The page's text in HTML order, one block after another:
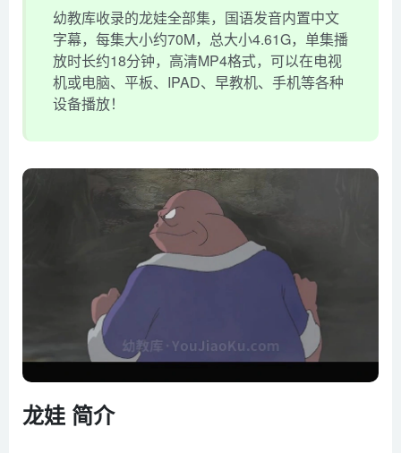
幼教库收录的龙娃全部集，国语发音内置中文
字幕，每集大小约70M，总大小4.61G，单集播
放时长约18分钟，高清MP4格式，可以在电视
机或电脑、平板、IPAD、早教机、手机等各种
设备播放！
龙娃 简介